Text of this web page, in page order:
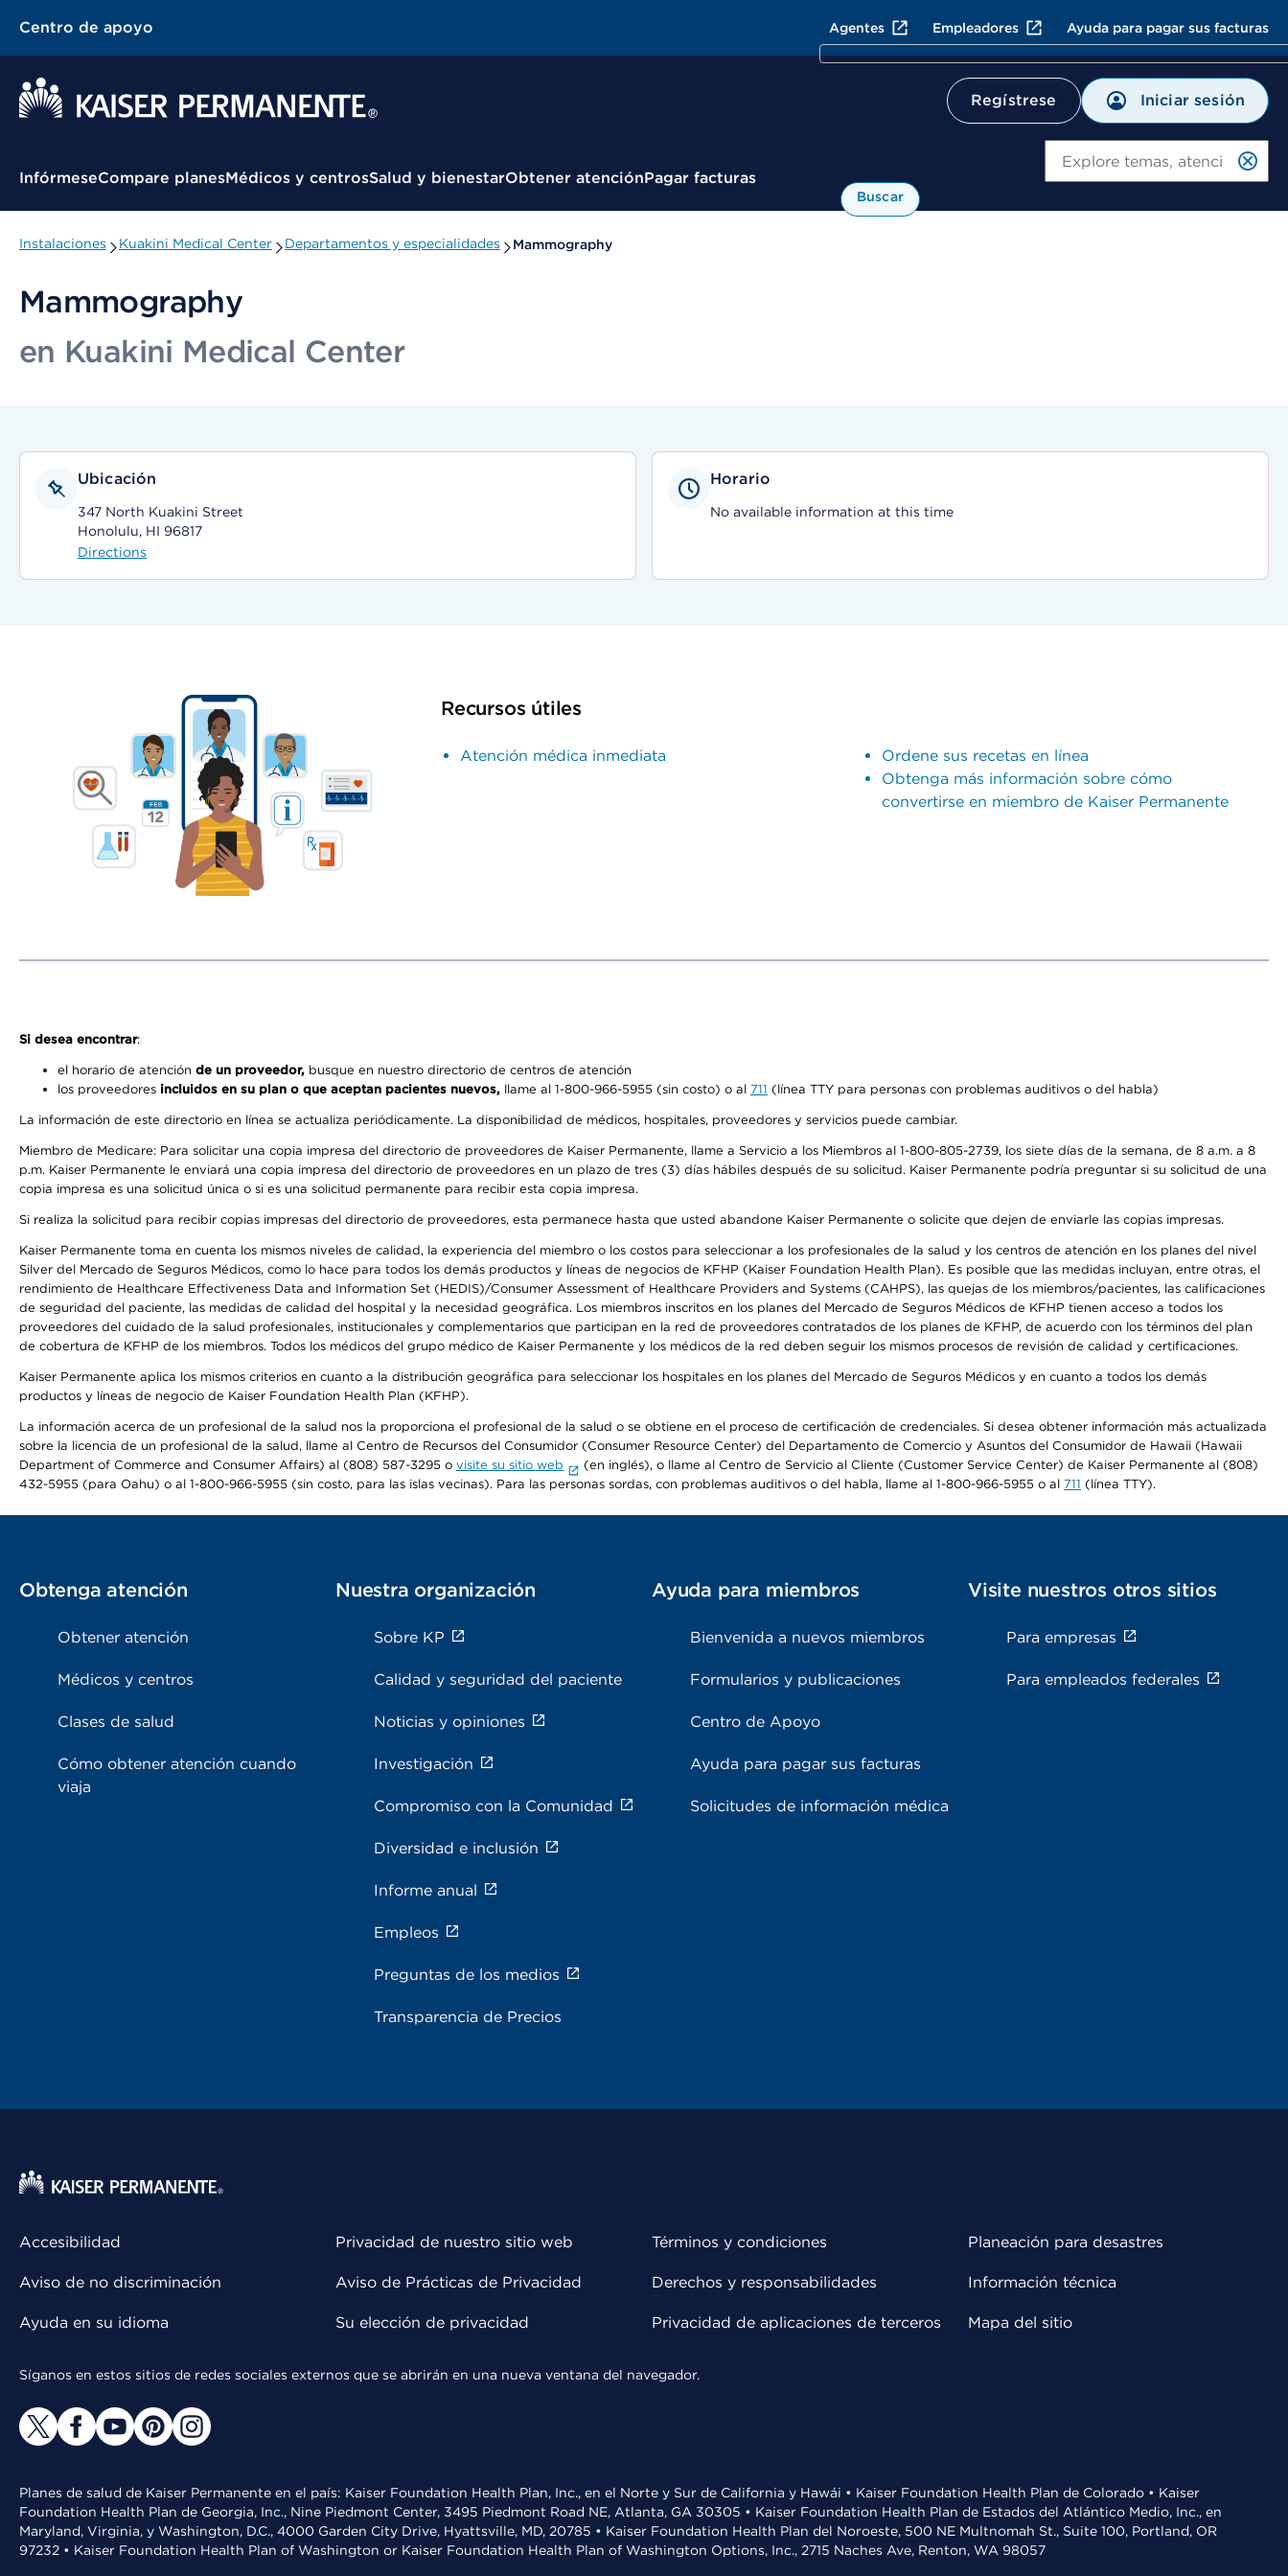
Centro de apoyo Agentes Empleadores Ayuda para pagar sus facturas
Regístrese Iniciar sesión
Menú contextual
InfórmeseCompare planesMédicos y centrosSalud y bienestarObtener atenciónPagar facturas
Buscar
Instalaciones Kuakini Medical Center Departamentos y especialidades Mammography
Mammography
en Kuakini Medical Center
Ubicación
347 North Kuakini Street
Honolulu, HI 96817
Directions
Horario
No available information at this time
Recursos útiles
Atención médica inmediata
Ordene sus recetas en línea
Obtenga más información sobre cómo
convertirse en miembro de Kaiser Permanente
Si desea encontrar:
el horario de atención de un proveedor, busque en nuestro directorio de centros de atención
los proveedores incluidos en su plan o que aceptan pacientes nuevos, llame al 1-800-966-5955 (sin costo) o al 711 (línea TTY para personas con problemas auditivos o del habla)
La información de este directorio en línea se actualiza periódicamente. La disponibilidad de médicos, hospitales, proveedores y servicios puede cambiar.
Miembro de Medicare: Para solicitar una copia impresa del directorio de proveedores de Kaiser Permanente, llame a Servicio a los Miembros al 1-800-805-2739, los siete días de la semana, de 8 a.m. a 8
p.m. Kaiser Permanente le enviará una copia impresa del directorio de proveedores en un plazo de tres (3) días hábiles después de su solicitud. Kaiser Permanente podría preguntar si su solicitud de una
copia impresa es una solicitud única o si es una solicitud permanente para recibir esta copia impresa.
Si realiza la solicitud para recibir copias impresas del directorio de proveedores, esta permanece hasta que usted abandone Kaiser Permanente o solicite que dejen de enviarle las copias impresas.
Kaiser Permanente toma en cuenta los mismos niveles de calidad, la experiencia del miembro o los costos para seleccionar a los profesionales de la salud y los centros de atención en los planes del nivel
Silver del Mercado de Seguros Médicos, como lo hace para todos los demás productos y líneas de negocios de KFHP (Kaiser Foundation Health Plan). Es posible que las medidas incluyan, entre otras, el
rendimiento de Healthcare Effectiveness Data and Information Set (HEDIS)/Consumer Assessment of Healthcare Providers and Systems (CAHPS), las quejas de los miembros/pacientes, las calificaciones
de seguridad del paciente, las medidas de calidad del hospital y la necesidad geográfica. Los miembros inscritos en los planes del Mercado de Seguros Médicos de KFHP tienen acceso a todos los
proveedores del cuidado de la salud profesionales, institucionales y complementarios que participan en la red de proveedores contratados de los planes de KFHP, de acuerdo con los términos del plan
de cobertura de KFHP de los miembros. Todos los médicos del grupo médico de Kaiser Permanente y los médicos de la red deben seguir los mismos procesos de revisión de calidad y certificaciones.
Kaiser Permanente aplica los mismos criterios en cuanto a la distribución geográfica para seleccionar los hospitales en los planes del Mercado de Seguros Médicos y en cuanto a todos los demás
productos y líneas de negocio de Kaiser Foundation Health Plan (KFHP).
La información acerca de un profesional de la salud nos la proporciona el profesional de la salud o se obtiene en el proceso de certificación de credenciales. Si desea obtener información más actualizada
sobre la licencia de un profesional de la salud, llame al Centro de Recursos del Consumidor (Consumer Resource Center) del Departamento de Comercio y Asuntos del Consumidor de Hawaii (Hawaii
Department of Commerce and Consumer Affairs) al (808) 587-3295 o visite su sitio web
(en inglés), o llame al Centro de Servicio al Cliente (Customer Service Center) de Kaiser Permanente al (808)
432-5955 (para Oahu) o al 1-800-966-5955 (sin costo, para las islas vecinas). Para las personas sordas, con problemas auditivos o del habla, llame al 1-800-966-5955 o al 711 (línea TTY).
Obtenga atención
Obtener atención
Médicos y centros
Clases de salud
Cómo obtener atención cuando
viaja
Nuestra organización
Sobre KP
Calidad y seguridad del paciente
Noticias y opiniones
Investigación
Compromiso con la Comunidad
Diversidad e inclusión
Informe anual
Empleos
Preguntas de los medios
Transparencia de Precios
Ayuda para miembros
Bienvenida a nuevos miembros
Formularios y publicaciones
Centro de Apoyo
Ayuda para pagar sus facturas
Solicitudes de información médica
Visite nuestros otros sitios
Para empresas
Para empleados federales
Accesibilidad
Aviso de no discriminación
Ayuda en su idioma
Privacidad de nuestro sitio web
Aviso de Prácticas de Privacidad
Su elección de privacidad
Términos y condiciones
Derechos y responsabilidades
Privacidad de aplicaciones de terceros
Planeación para desastres
Información técnica
Mapa del sitio
Síganos en estos sitios de redes sociales externos que se abrirán en una nueva ventana del navegador.
Planes de salud de Kaiser Permanente en el país: Kaiser Foundation Health Plan, Inc., en el Norte y Sur de California y Hawái • Kaiser Foundation Health Plan de Colorado • Kaiser
Foundation Health Plan de Georgia, Inc., Nine Piedmont Center, 3495 Piedmont Road NE, Atlanta, GA 30305 • Kaiser Foundation Health Plan de Estados del Atlántico Medio, Inc., en
Maryland, Virginia, y Washington, D.C., 4000 Garden City Drive, Hyattsville, MD, 20785 • Kaiser Foundation Health Plan del Noroeste, 500 NE Multnomah St., Suite 100, Portland, OR
97232 • Kaiser Foundation Health Plan of Washington or Kaiser Foundation Health Plan of Washington Options, Inc., 2715 Naches Ave, Renton, WA 98057